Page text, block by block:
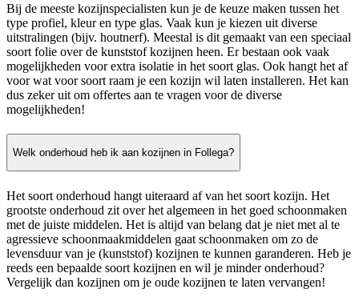
Bij de meeste kozijnspecialisten kun je de keuze maken tussen het
type profiel, kleur en type glas. Vaak kun je kiezen uit diverse
uitstralingen (bijv. houtnerf). Meestal is dit gemaakt van een speciaal
soort folie over de kunststof kozijnen heen. Er bestaan ook vaak
mogelijkheden voor extra isolatie in het soort glas. Ook hangt het af
voor wat voor soort raam je een kozijn wil laten installeren. Het kan
dus zeker uit om offertes aan te vragen voor de diverse
mogelijkheden!
Welk onderhoud heb ik aan kozijnen in Follega?
Het soort onderhoud hangt uiteraard af van het soort kozijn. Het
grootste onderhoud zit over het algemeen in het goed schoonmaken
met de juiste middelen. Het is altijd van belang dat je niet met al te
agressieve schoonmaakmiddelen gaat schoonmaken om zo de
levensduur van je (kunststof) kozijnen te kunnen garanderen. Heb je
reeds een bepaalde soort kozijnen en wil je minder onderhoud?
Vergelijk dan kozijnen om je oude kozijnen te laten vervangen!